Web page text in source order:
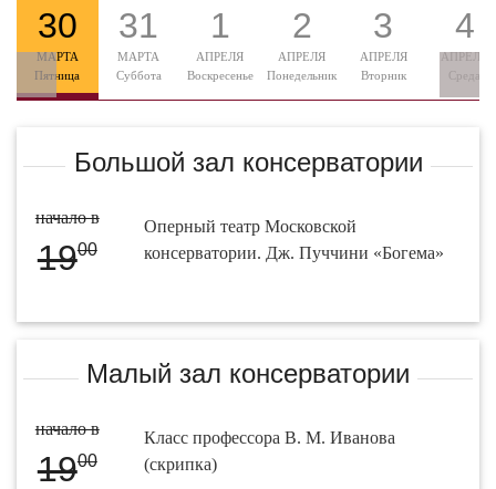
30
МАРТА
Пятница
31
МАРТА
Суббота
1
АПРЕЛЯ
Воскресенье
2
АПРЕЛЯ
Понедельник
3
АПРЕЛЯ
Вторник
4
АПРЕЛЯ
Среда
Большой зал консерватории
начало в
1900
Оперный театр Московской
консерватории. Дж. Пуччини «Богема»
Малый зал консерватории
начало в
1900
Класс профессора В. М. Иванова
(скрипка)